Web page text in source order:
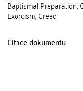
Baptismal Preparation,
Exorcism, Creed
Citace dokumentu